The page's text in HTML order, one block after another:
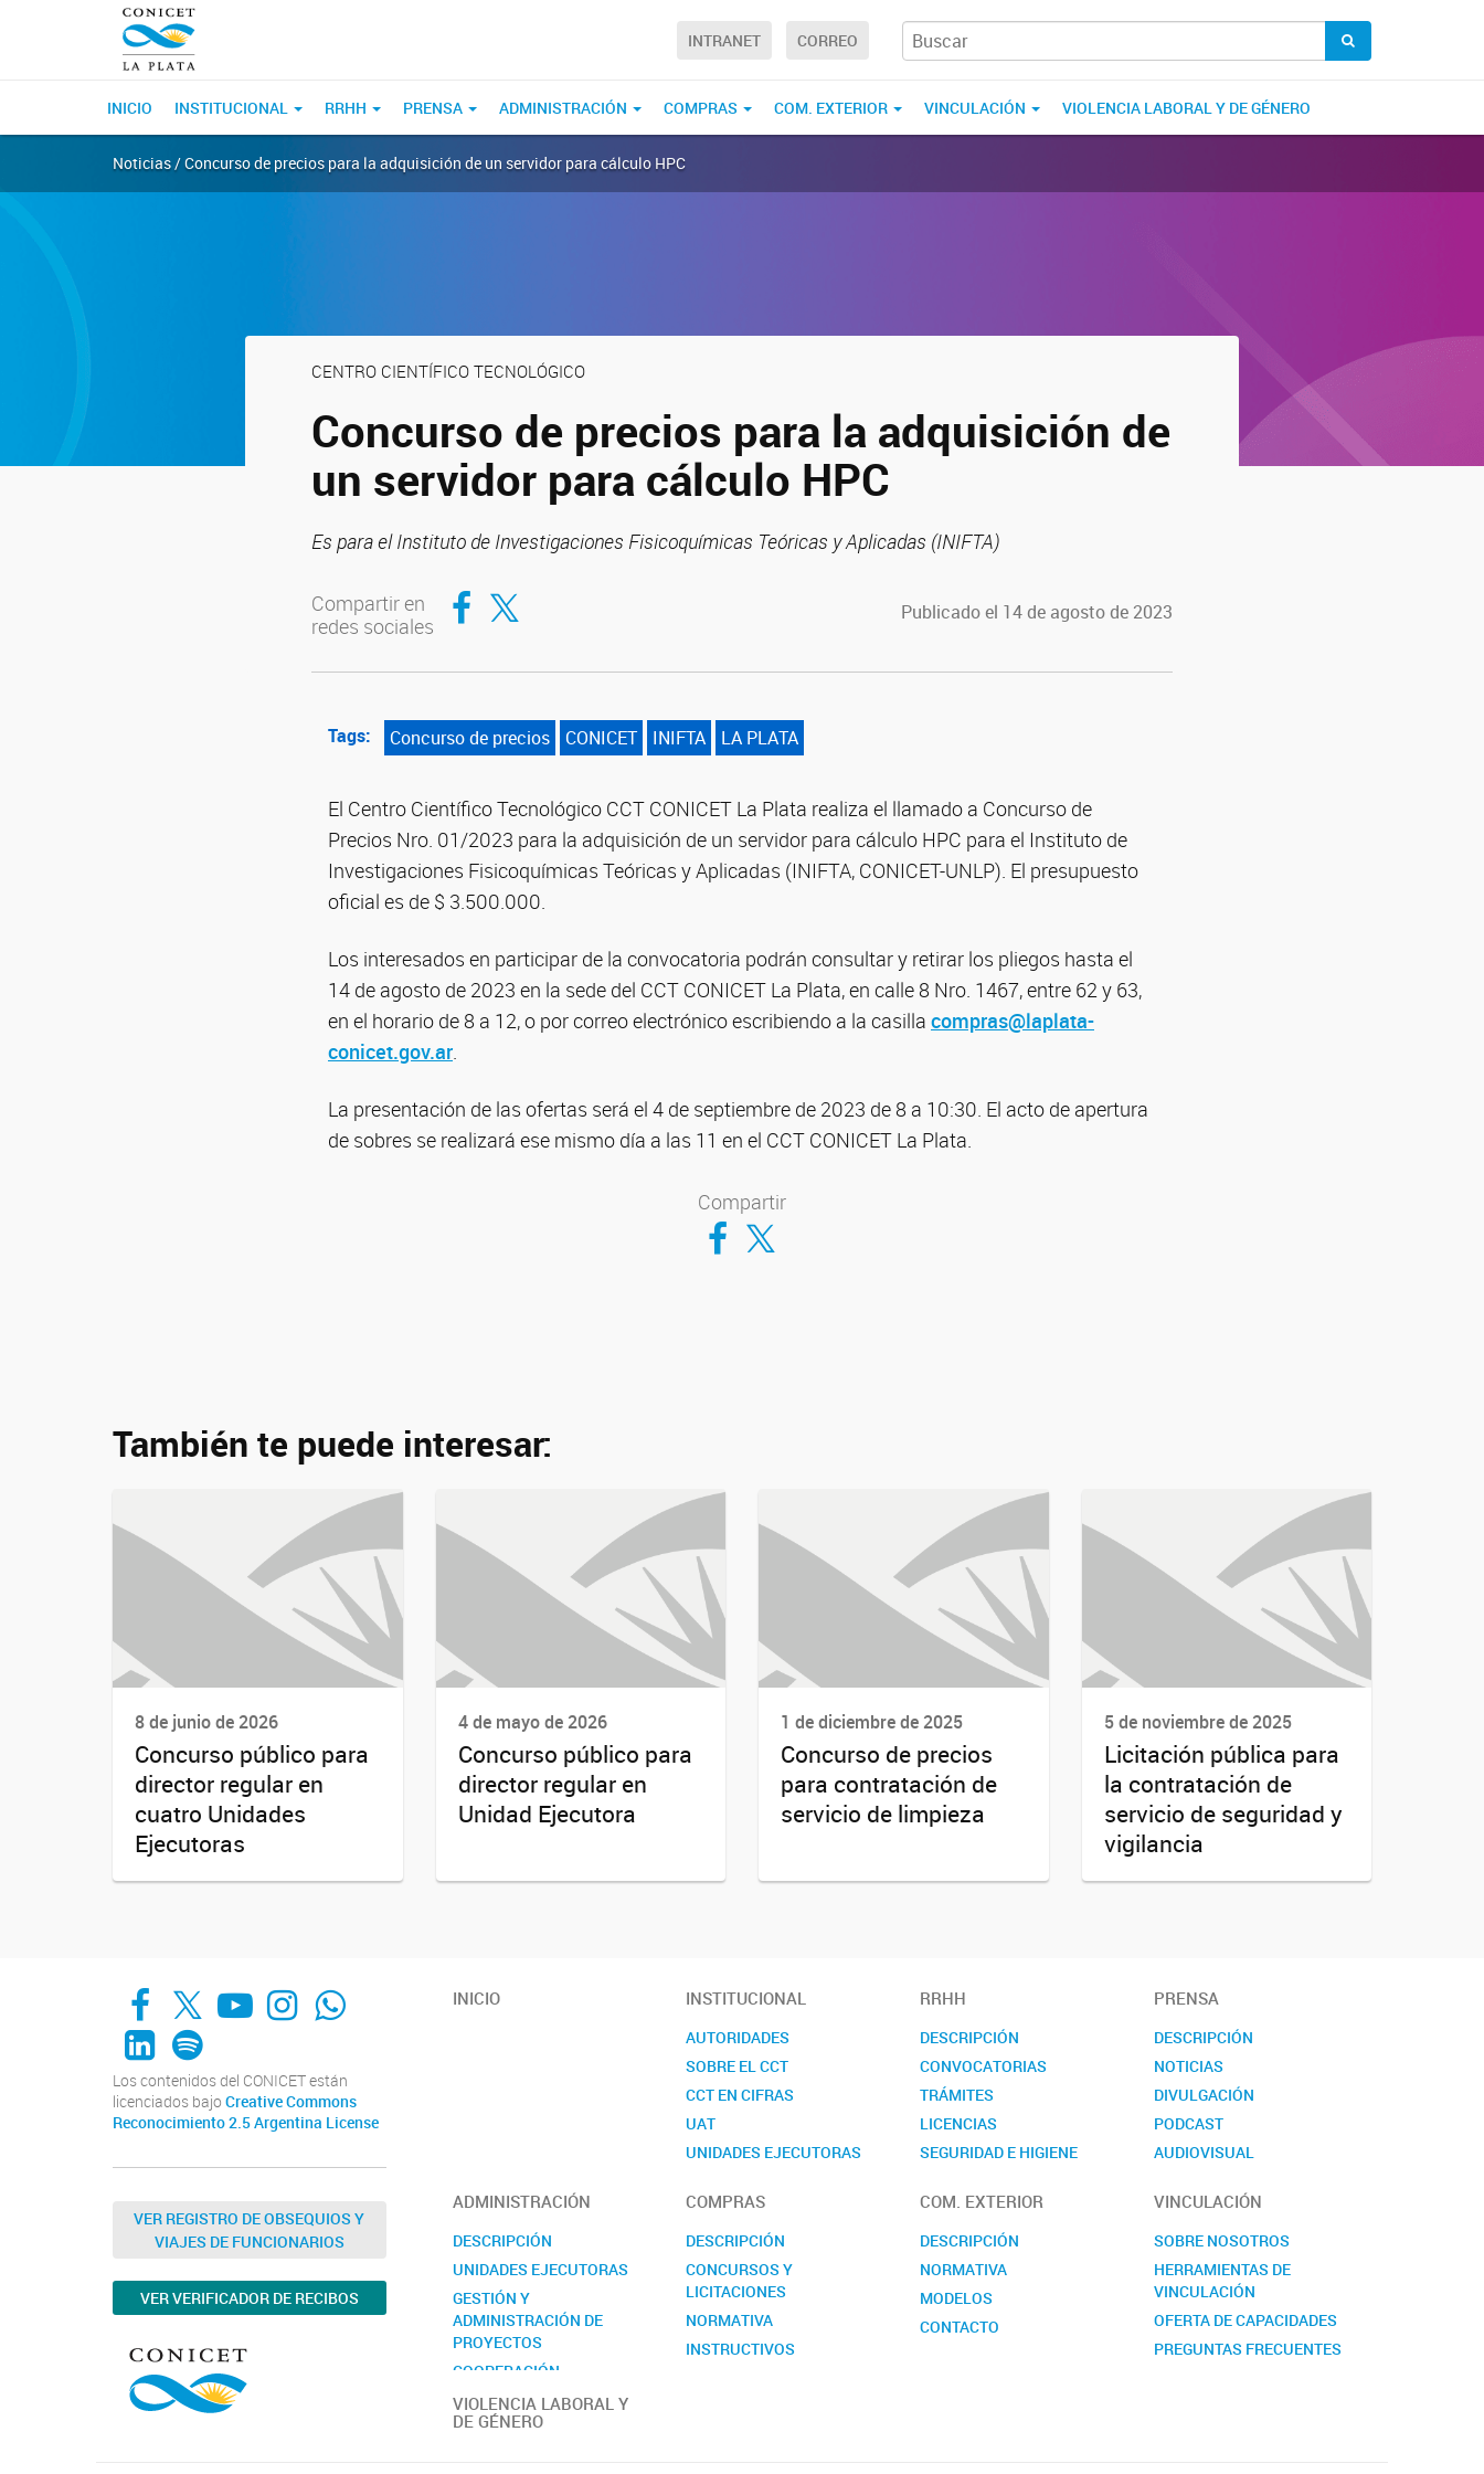
INTRANET CORREO
INICIO INSTITUCIONAL RRHH PRENSA ADMINISTRACIÓN COMPRAS COM. EXTERIOR VINCULACIÓN VIOLENCIA LABORAL Y DE GÉNERO
Noticias / Concurso de precios para la adquisición de un servidor para cálculo HPC
CENTRO CIENTÍFICO TECNOLÓGICO
Concurso de precios para la adquisición de
un servidor para cálculo HPC
Es para el Instituto de Investigaciones Fisicoquímicas Teóricas y Aplicadas (INIFTA)
Compartir en
redes sociales
Compartir en Facebook
Compartir en Twitter Publicado el 14 de agosto de 2023
Tags: Concurso de precios CONICET INIFTA LA PLATA
El Centro Científico Tecnológico CCT CONICET La Plata realiza el llamado a Concurso de
Precios Nro. 01/2023 para la adquisición de un servidor para cálculo HPC para el Instituto de
Investigaciones Fisicoquímicas Teóricas y Aplicadas (INIFTA, CONICET-UNLP). El presupuesto
oficial es de $ 3.500.000.
Los interesados en participar de la convocatoria podrán consultar y retirar los pliegos hasta el
14 de agosto de 2023 en la sede del CCT CONICET La Plata, en calle 8 Nro. 1467, entre 62 y 63,
en el horario de 8 a 12, o por correo electrónico escribiendo a la casilla compras@laplata-
conicet.gov.ar.
La presentación de las ofertas será el 4 de septiembre de 2023 de 8 a 10:30. El acto de apertura
de sobres se realizará ese mismo día a las 11 en el CCT CONICET La Plata.
Compartir
Compartir en Facebook
Compartir en Twitter
También te puede interesar:
8 de junio de 2026
Concurso público para
director regular en
cuatro Unidades
Ejecutoras
4 de mayo de 2026
Concurso público para
director regular en
Unidad Ejecutora
1 de diciembre de 2025
Concurso de precios
para contratación de
servicio de limpieza
5 de noviembre de 2025
Licitación pública para
la contratación de
servicio de seguridad y
vigilancia
Facebook
X YouTube
Instagram
Whats App
LinkedIn
Spotify
Los contenidos del CONICET están
licenciados bajo Creative Commons
Reconocimiento 2.5 Argentina License
VER REGISTRO DE OBSEQUIOS Y
VIAJES DE FUNCIONARIOS
VER VERIFICADOR DE RECIBOS
INICIO INSTITUCIONAL
AUTORIDADES
SOBRE EL CCT
CCT EN CIFRAS
UAT
UNIDADES EJECUTORAS
REALP
RRHH
DESCRIPCIÓN
CONVOCATORIAS
TRÁMITES
LICENCIAS
SEGURIDAD E HIGIENE
PRENSA
DESCRIPCIÓN
NOTICIAS
DIVULGACIÓN
PODCAST
AUDIOVISUAL
NOVEDADES
CONTACTO
ADMINISTRACIÓN
DESCRIPCIÓN
UNIDADES EJECUTORAS
GESTIÓN Y
ADMINISTRACIÓN DE
PROYECTOS
COOPERACIÓN
CONTACTO
COMPRAS
DESCRIPCIÓN
CONCURSOS Y
LICITACIONES
NORMATIVA
INSTRUCTIVOS
COM. EXTERIOR
DESCRIPCIÓN
NORMATIVA
MODELOS
CONTACTO
VINCULACIÓN
SOBRE NOSOTROS
HERRAMIENTAS DE
VINCULACIÓN
OFERTA DE CAPACIDADES
PREGUNTAS FRECUENTES
VIOLENCIA LABORAL Y
DE GÉNERO